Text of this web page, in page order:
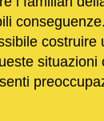
costruire
situazioni